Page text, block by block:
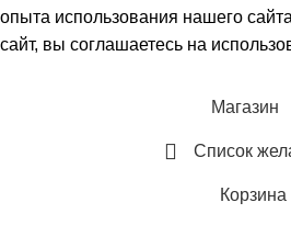
опыта использования нашего
сайт, вы соглашаетесь на
Магазин
Список
Корзина